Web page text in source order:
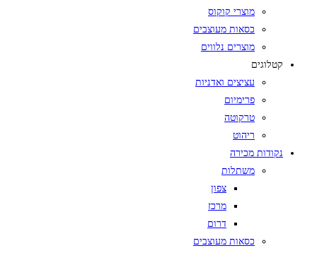
מוצרי קוקוס
כסאות מעוצבים
מוצרים נלווים
קטלוגים
עציצים ואדניות
פרימיום
טרקוטה
ריהוט
נקודות מכירה
משתלות
צפון
מרכז
דרום
כסאות מעוצבים